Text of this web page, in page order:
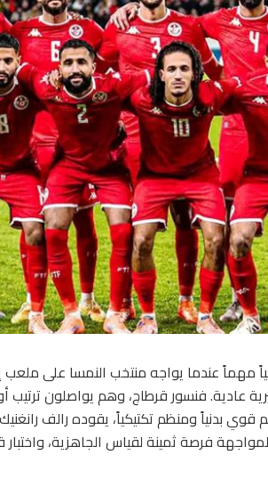
مهماً عندما يواجه منتخب النمسا على
عادية. فنسور قرطاج، وهم يواصلون ترتيب
بدنياً ومنظم تكتيكياً، يقوده رالف
فرصة ثمينة لقياس الجاهزية،